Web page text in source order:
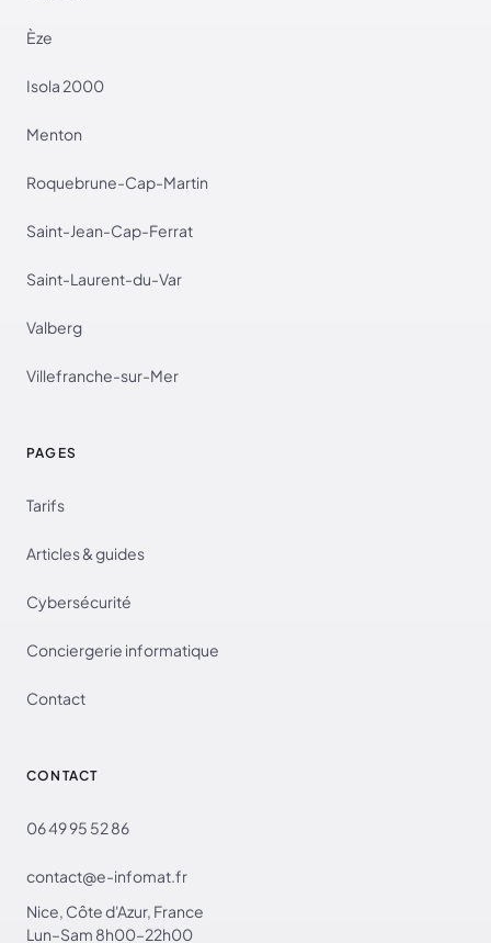
Èze
Isola 2000
Menton
Roquebrune-Cap-Martin
Saint-Jean-Cap-Ferrat
Saint-Laurent-du-Var
Valberg
Villefranche-sur-Mer
PAGES
Tarifs
Articles & guides
Cybersécurité
Conciergerie informatique
Contact
CONTACT
06 49 95 52 86
contact@e-infomat.fr
Nice, Côte d'Azur, France
Lun–Sam 8h00–22h00